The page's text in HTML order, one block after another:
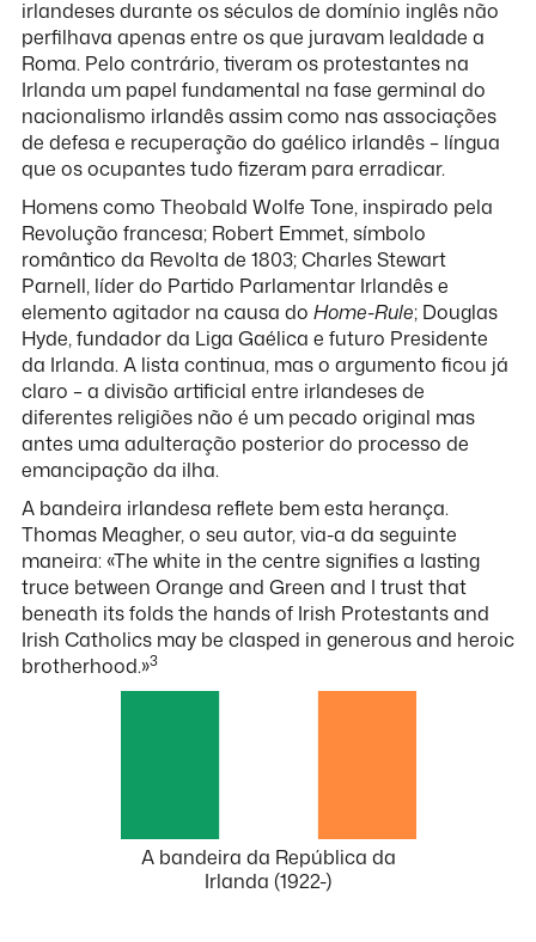
irlandeses durante os séculos de domínio inglês não
perfilhava apenas entre os que juravam lealdade a
Roma. Pelo contrário, tiveram os protestantes na
Irlanda um papel fundamental na fase germinal do
nacionalismo irlandês assim como nas associações
de defesa e recuperação do gaélico irlandês – língua
que os ocupantes tudo fizeram para erradicar.
Homens como Theobald Wolfe Tone, inspirado pela
Revolução francesa; Robert Emmet, símbolo
romântico da Revolta de 1803; Charles Stewart
Parnell, líder do Partido Parlamentar Irlandês e
elemento agitador na causa do Home-Rule; Douglas
Hyde, fundador da Liga Gaélica e futuro Presidente
da Irlanda. A lista continua, mas o argumento ficou já
claro – a divisão artificial entre irlandeses de
diferentes religiões não é um pecado original mas
antes uma adulteração posterior do processo de
emancipação da ilha.
A bandeira irlandesa reflete bem esta herança.
Thomas Meagher, o seu autor, via-a da seguinte
maneira: «The white in the centre signifies a lasting
truce between Orange and Green and I trust that
beneath its folds the hands of Irish Protestants and
Irish Catholics may be clasped in generous and heroic
brotherhood.»3
A bandeira da República da
Irlanda (1922-)